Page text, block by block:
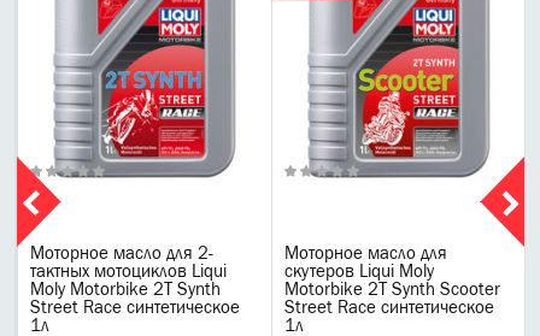
Моторное масло для 2-
тактных мотоциклов Liqui
Moly Motorbike 2T Synth
Street Race синтетическое
1л
Моторное масло для
скутеров Liqui Moly
Motorbike 2T Synth Scooter
Street Race синтетическое
1л